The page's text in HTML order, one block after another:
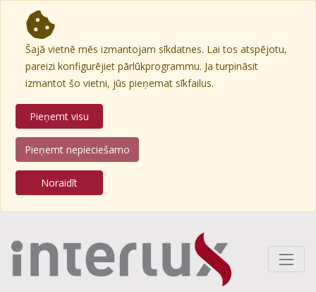
Šajā vietnē mēs izmantojam sīkdatnes. Lai tos atspējotu,
pareizi konfigurējiet pārlūkprogrammu. Ja turpināsit
izmantot šo vietni, jūs pieņemat sīkfailus.
Pieņemt visu
Pieņemt nepieciešamo
Noraidīt